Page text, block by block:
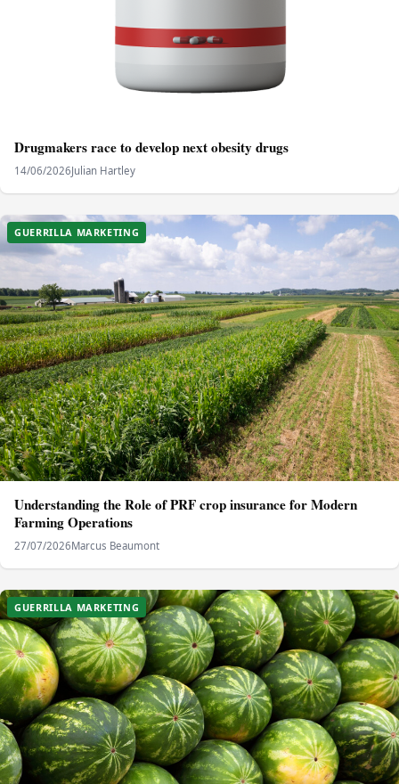
Drugmakers race to develop next obesity drugs
14/06/2026Julian Hartley
GUERRILLA MARKETING
Understanding the Role of PRF crop insurance for Modern
Farming Operations
27/07/2026Marcus Beaumont
GUERRILLA MARKETING